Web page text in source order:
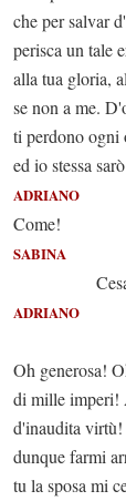
che per salvar
perisca un tale
alla tua gloria,
se non a me.
ti perdono ogni
ed io stessa
ADRIANO
Come!
SABINA
Cesare
ADRIANO
Oh generosa!
di mille imperi!
d'inaudita
dunque farmi
tu la sposa mi